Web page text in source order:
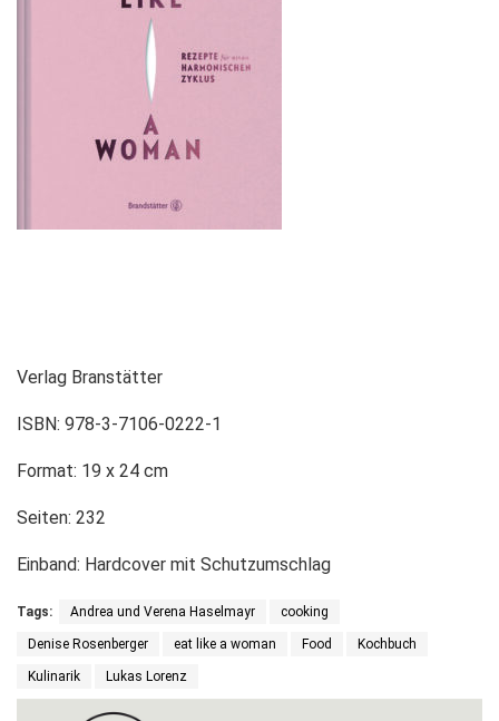
Verlag Branstätter
ISBN: 978-3-7106-0222-1
Format: 19 x 24 cm
Seiten: 232
Einband: Hardcover mit Schutzumschlag
Tags: Andrea und Verena Haselmayr cooking
Denise Rosenberger eat like a woman Food Kochbuch
Kulinarik Lukas Lorenz